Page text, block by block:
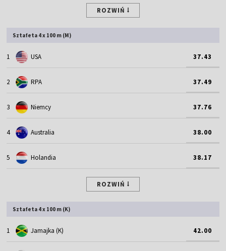
ROZWIŃ
Sztafeta 4 x 100 m (M)
1 USA 37.43
2 RPA 37.49
3 Niemcy 37.76
4 Australia 38.00
5 Holandia 38.17
ROZWIŃ
Sztafeta 4 x 100 m (K)
1 Jamajka (K) 42.00